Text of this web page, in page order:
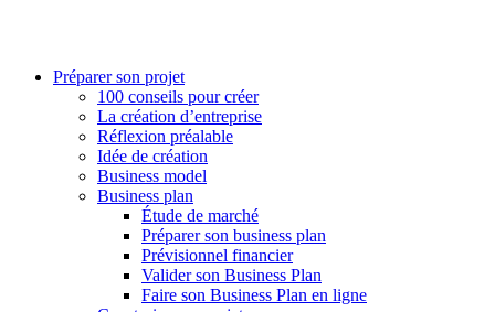
Préparer son projet
100 conseils pour créer
La création d’entreprise
Réflexion préalable
Idée de création
Business model
Business plan
Étude de marché
Préparer son business plan
Prévisionnel financier
Valider son Business Plan
Faire son Business Plan en ligne